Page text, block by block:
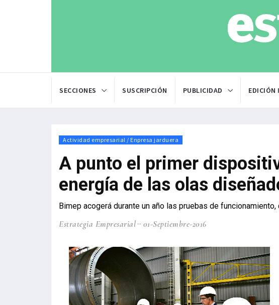
SECCIONES SUSCRIPCIÓN PUBLICIDAD EDICIÓN
Actividad empresarial / Enpresa jarduera
A punto el primer
energía de las olas
Bimep acogerá durante un año las pruebas de
Estrategia Empresarial 01-Septiembre-2016